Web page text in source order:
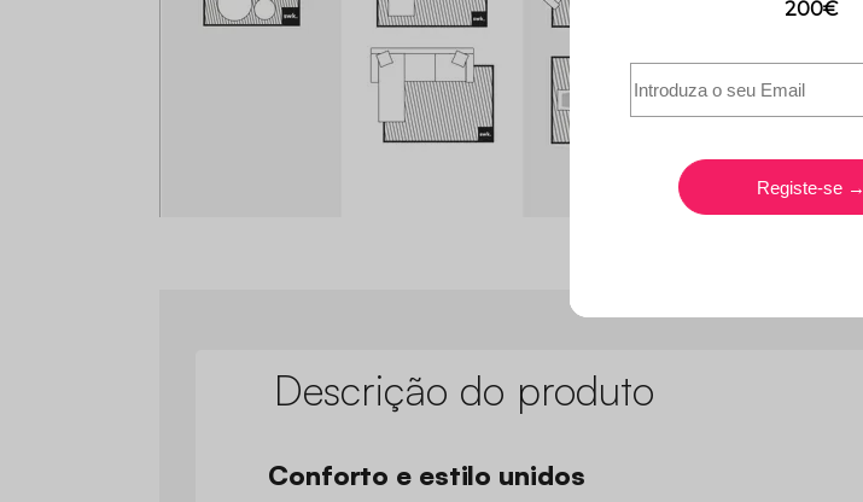
Descrição do produto
Conforto e estilo unidos